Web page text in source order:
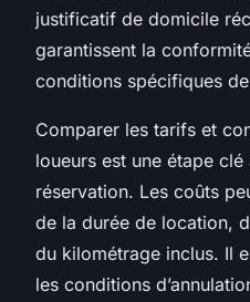
justificatif de domicile
garantissent la
conditions spécifiques
Comparer les tarifs et
loueurs est une étape
réservation. Les coûts
de la durée de location,
du kilométrage inclus. Il
les conditions